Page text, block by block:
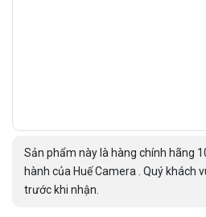
Sản phẩm này là hàng chính hãng
hành của Huế Camera . Quý khách
trước khi nhận.